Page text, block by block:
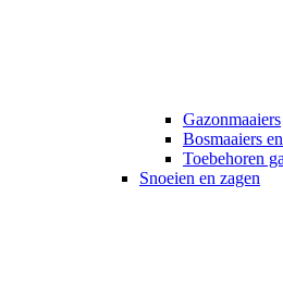
Gazonmaaiers
Bosmaaiers
Toebehoren
Snoeien en zagen